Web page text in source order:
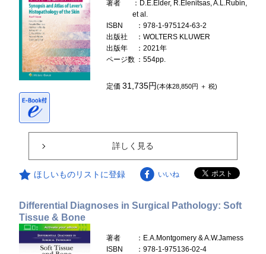
著者
：D.E.Elder, R.Elenitsas, A.L.Rubin,
et al.
ISBN
：978-1-975124-63-2
出版社
：WOLTERS KLUWER
出版年
：2021年
ページ数 ：554pp.
定価31,735円(本体28,850円 ＋ 税)
詳しく見る
ほしいものリストに登録 いいね
Differential Diagnoses in Surgical Pathology: Soft
Tissue & Bone
著者
：E.A.Montgomery & A.W.Jamess
ISBN
：978-1-975136-02-4